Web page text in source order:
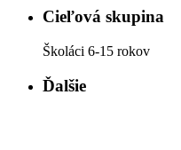
Cieľová skupina
Školáci 6-15 rokov
Ďalšie